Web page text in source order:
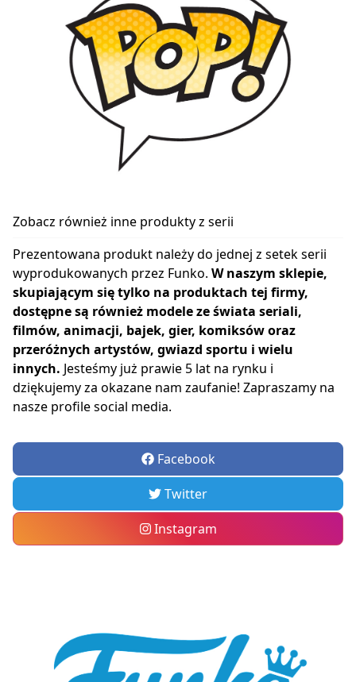
Zobacz również inne produkty z serii
Prezentowana produkt należy do jednej z setek serii
wyprodukowanych przez Funko. W naszym sklepie,
skupiającym się tylko na produktach tej firmy,
dostępne są również modele ze świata seriali,
filmów, animacji, bajek, gier, komiksów oraz
przeróżnych artystów, gwiazd sportu i wielu
innych. Jesteśmy już prawie 5 lat na rynku i
dziękujemy za okazane nam zaufanie! Zapraszamy na
nasze profile social media.
Facebook
Twitter
Instagram